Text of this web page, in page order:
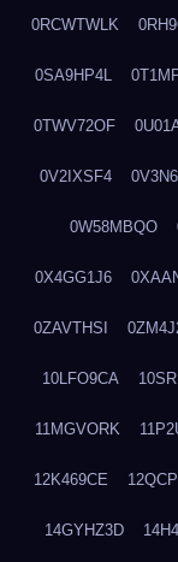
0RCWTWLK
0SA9HP4L
0TWV72OF
0V2IXSF4
0W58MBQO
0X4GG1J6
0ZAVTHSI
10LFO9CA
11MGVORK
12K469CE
14GYHZ3D